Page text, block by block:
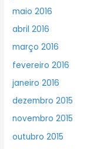
maio 2016
abril 2016
março 2016
fevereiro 2016
janeiro 2016
dezembro 2015
novembro 2015
outubro 2015